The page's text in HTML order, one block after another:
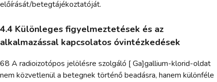
előírását/betegtájékoztatóját.
4.4 Különleges figyelmeztetések és az
alkalmazással kapcsolatos óvintézkedések
68 A radioizotópos jelölésre szolgáló [ Ga]gallium-klorid-oldat
nem közvetlenül a betegnek történő beadásra, hanem különféle